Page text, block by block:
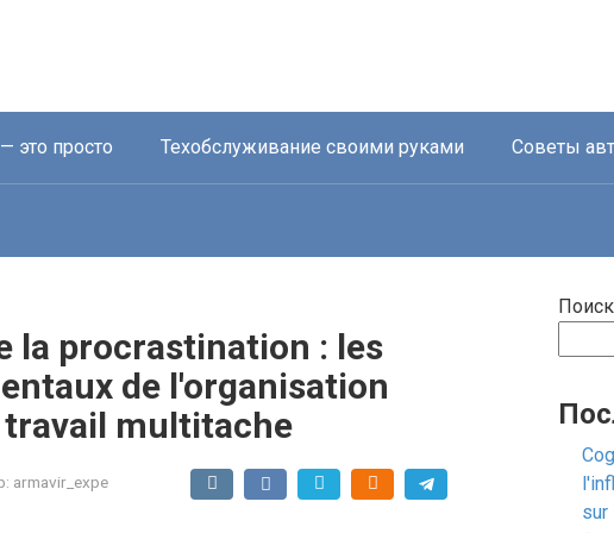
это просто Техобслуживание своими руками Советы
la procrastination : les
de l'organisation
multitache
armavir_expe
Поиск
sur